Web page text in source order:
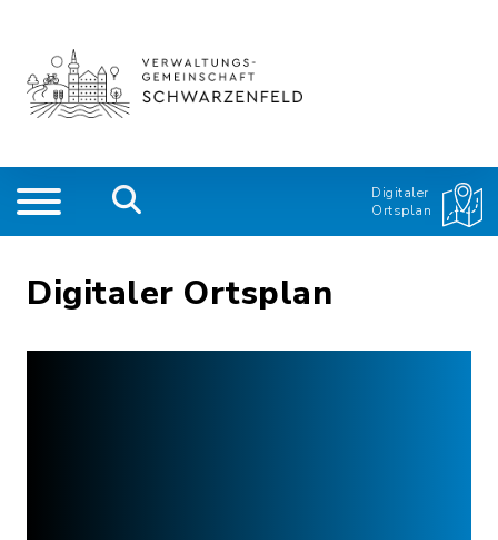
Digitaler
Ortsplan
Digitaler Ortsplan